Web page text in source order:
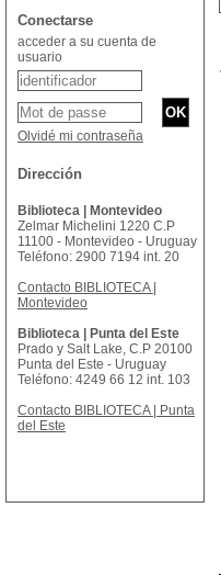
Conectarse
acceder a su cuenta de
usuario
Olvidé mi contraseña
Dirección
Biblioteca | Montevideo
Zelmar Michelini 1220 C.P
11100 - Montevideo - Uruguay
Teléfono: 2900 7194 int. 20
Contacto BIBLIOTECA |
Montevideo
Biblioteca | Punta del Este
Prado y Salt Lake, C.P 20100
Punta del Este - Uruguay
Teléfono: 4249 66 12 int. 103
Contacto BIBLIOTECA | Punta
del Este